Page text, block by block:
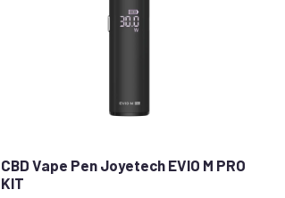
CBD Vape Pen Joyetech EVIO M PRO
KIT